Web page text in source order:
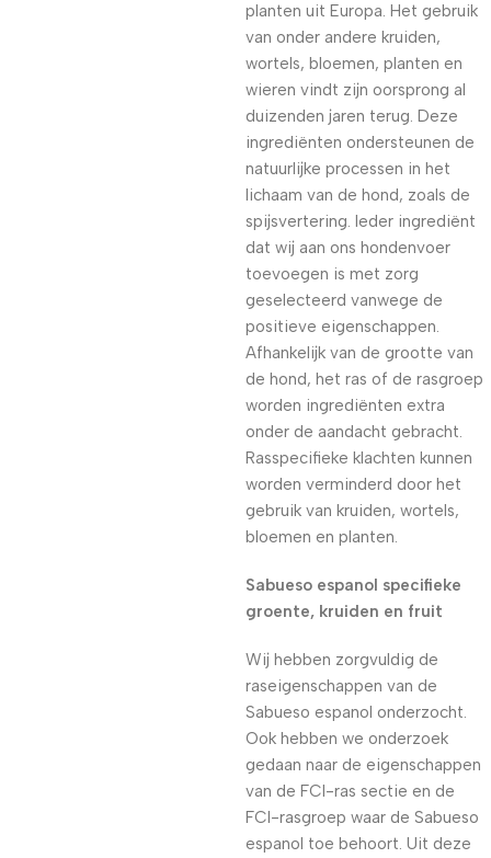
planten uit Europa. Het gebruik
van onder andere kruiden,
wortels, bloemen, planten en
wieren vindt zijn oorsprong al
duizenden jaren terug. Deze
ingrediënten ondersteunen de
natuurlijke processen in het
lichaam van de hond, zoals de
spijsvertering. Ieder ingrediënt
dat wij aan ons hondenvoer
toevoegen is met zorg
geselecteerd vanwege de
positieve eigenschappen.
Afhankelijk van de grootte van
de hond, het ras of de rasgroep
worden ingrediënten extra
onder de aandacht gebracht.
Rasspecifieke klachten kunnen
worden verminderd door het
gebruik van kruiden, wortels,
bloemen en planten.
Sabueso espanol specifieke
groente, kruiden en fruit
Wij hebben zorgvuldig de
raseigenschappen van de
Sabueso espanol onderzocht.
Ook hebben we onderzoek
gedaan naar de eigenschappen
van de FCI-ras sectie en de
FCI-rasgroep waar de Sabueso
espanol toe behoort. Uit deze